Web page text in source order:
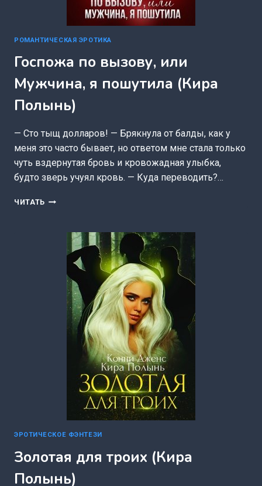
РОМАНТИЧЕСКАЯ ЭРОТИКА
Госпожа по вызову, или
Мужчина, я пошутила (Кира
Полынь)
— Сто тыщ долларов! — Брякнула от балды, как у
меня это часто бывает, но ответом мне стала только
чуть вздернутая бровь и кровожадная улыбка,
будто зверь учуял кровь. — Куда переводить?…
ЧИТАТЬ ГОСПОЖА
МУЖЧИНА,
ПОШУТИЛА
(КИРА
ПОЛЫНЬ)
ЭРОТИЧЕСКОЕ ФЭНТЕЗИ
Золотая для троих (Кира
Полынь)